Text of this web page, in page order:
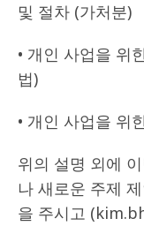
및 절차 (가처분)
• 개인 사업을 위
법)
• 개인 사업을 위
위의 설명 외에
나 새로운 주제
을 주시고